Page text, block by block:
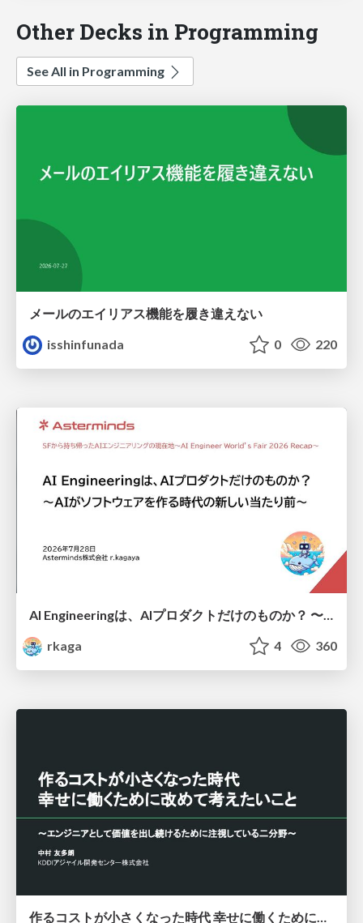
Other Decks in Programming
See All in Programming
メールのエイリアス機能を履き違えない
isshinfunada
0 220
AI Engineeringは、AIプロダクトだけのものか？ 〜AIがソフトウェアを作る時代の新しい当たり前〜 / No AI in your product. AI Engineering in your development.
rkaga
4 360